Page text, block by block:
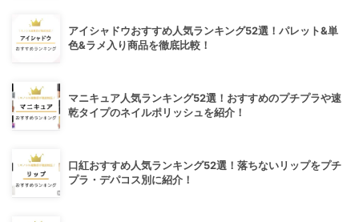
アイシャドウおすすめ人気ランキング52選！パレット&単
色&ラメ入り商品を徹底比較！
マニキュア人気ランキング52選！おすすめのプチプラや速
乾タイプのネイルポリッシュを紹介！
口紅おすすめ人気ランキング52選！落ちないリップをプチ
プラ・デパコス別に紹介！